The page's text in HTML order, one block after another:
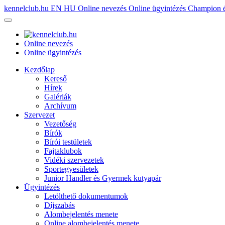
kennelclub.hu EN HU Online nevezés Online ügyintézés Champion
Online nevezés
Online ügyintézés
Kezdőlap
Kereső
Hírek
Galériák
Archívum
Szervezet
Vezetőség
Bírók
Bírói testületek
Fajtaklubok
Vidéki szervezetek
Sportegyesületek
Junior Handler és Gyermek kutyapár
Ügyintézés
Letölthető dokumentumok
Díjszabás
Alombejelentés menete
Online alombejelentés menete